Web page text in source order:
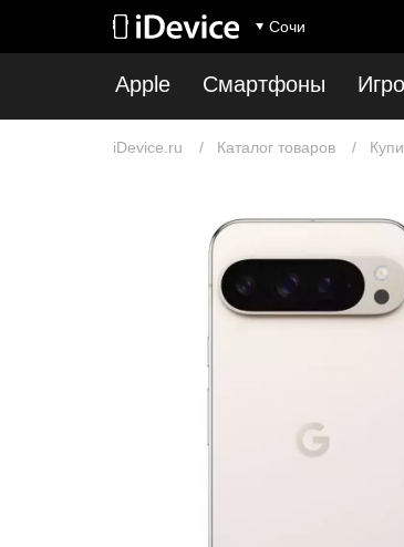
Сочи
Apple Смартфоны
iDevice.ru Каталог товаров